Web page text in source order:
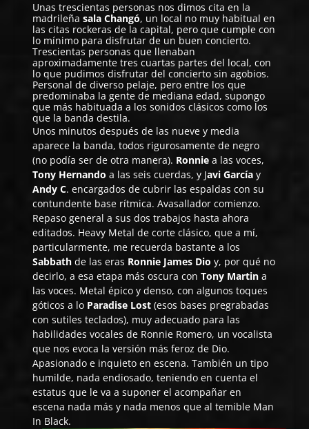
Unas trescientas personas nos dimos cita en la
madrileñasala Changó, un local no muy habitual en
las citas rockeras de la capital, pero que cumple con
lo mínimo para disfrutar de un buen concierto.
Trescientas personas que llenaban
aproximadamente tres cuartas partes del local, con
lo que pudimos disfrutar del concierto sin agobios.
Personal de diverso pelaje, pero entre los que
predominaba la gente de mediana edad, supongo
que más habituada a los sonidos clásicos como los
que la banda destila.
Unos minutos después de las nueve y media
aparece la banda, todos rigurosamente de negro
(no podía ser de otra manera). Ronnie a las voces,
Tony Hernando a las seis cuerdas, y Javi García y
Andy C. encargados de cubrir las espaldas con su
contundente base rítmica. Avasallador comienzo.
Repaso general a sus dos trabajos hasta ahora
editados. Heavy Metal de corte clásico, que a mí,
particularmente, me recuerda bastante a los
Sabbathde las eras Ronnie James Dio y, por qué no
decirlo, a esa etapa más oscura conTony Martin a
las voces. Metal épico y denso, con algunos toques
góticos a lo Paradise Lost (esos bases pregrabadas
con sutiles teclados), muy adecuado para las
habilidades vocales de Ronnie Romero, un vocalista
que nos evoca la versión más feroz de Dio.
Apasionado e inquieto en escena. También un tipo
humilde, nada endiosado, teniendo en cuenta el
estatus que le va a suponer el acompañar en
escena nada más y nada menos que al temible Man
In Black.